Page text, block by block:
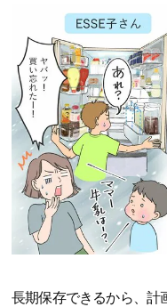
長期保存できるから、計